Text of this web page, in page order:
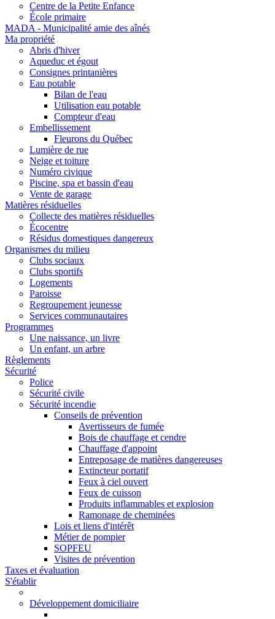
Centre de la Petite Enfance
École primaire
MADA - Municipalité amie des aînés
Ma propriété
Abris d'hiver
Aqueduc et égout
Consignes printanières
Eau potable
Bilan de l'eau
Utilisation eau potable
Compteur d'eau
Embellissement
Fleurons du Québec
Lumière de rue
Neige et toiture
Numéro civique
Piscine, spa et bassin d'eau
Vente de garage
Matières résiduelles
Collecte des matières résiduelles
Écocentre
Résidus domestiques dangereux
Organismes du milieu
Clubs sociaux
Clubs sportifs
Logements
Paroisse
Regroupement jeunesse
Services communautaires
Programmes
Une naissance, un livre
Un enfant, un arbre
Règlements
Sécurité
Police
Sécurité civile
Sécurité incendie
Conseils de prévention
Avertisseurs de fumée
Bois de chauffage et cendre
Chauffage d'appoint
Entreposage de matières dangereuses
Extincteur portatif
Feux à ciel ouvert
Feux de cuisson
Produits inflammables et explosion
Ramonage de cheminées
Lois et liens d'intérêt
Métier de pompier
SOPFEU
Visites de prévention
Taxes et évaluation
S'établir
Développement domiciliaire